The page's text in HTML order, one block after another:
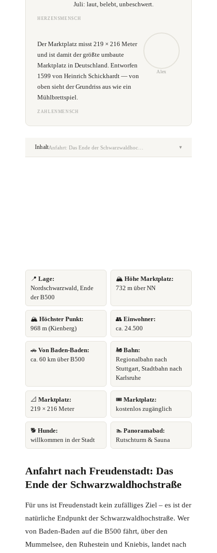
Juli: laut, belebt, unbeschwert.
HERZENSMENSCH
Der Marktplatz misst 219 × 216 Meter
und ist damit der größte umbaute
Marktplatz in Deutschland. Entworfen
1599 von Heinrich Schickhardt — von
oben sieht der Grundriss aus wie ein
Mühlbrettspiel.
Alex
ZAHLENMENSCH
InhaltAnfahrt: Das Ende der Schwarzwaldhochstraße ▾
📍 Lage:
Nordschwarzwald, Ende
der B500
🏔️ Höhe Marktplatz:
732 m über NN
🏔️ Höchster Punkt:
968 m (Kienberg)
👥 Einwohner:
ca. 24.500
🚗 Von Baden-Baden:
ca. 60 km über B500
🚂 Bahn:
Regionalbahn nach
Stuttgart, Stadtbahn nach
Karlsruhe
📐 Marktplatz:
219 × 216 Meter
🎟️ Marktplatz:
kostenlos zugänglich
🐕 Hunde:
willkommen in der Stadt
🏊 Panoramabad:
Rutschturm & Sauna
Anfahrt nach Freudenstadt: Das
Ende der Schwarzwaldhochstraße
Für uns ist Freudenstadt kein zufälliges Ziel – es ist der
natürliche Endpunkt der Schwarzwaldhochstraße. Wer
von Baden-Baden auf die B500 fährt, über den
Mummelsee, den Ruhestein und Kniebis, landet nach